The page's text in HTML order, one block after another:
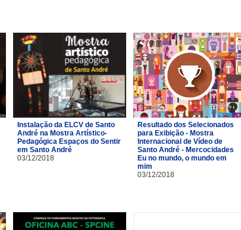
Instalação da ELCV de Santo
André na Mostra Artístico-
Pedagógica Espaços do Sentir
em Santo André
03/12/2018
Resultado dos Selecionados
para Exibição - Mostra
Internacional de Vídeo de
Santo André - Mercocidades
Eu no mundo, o mundo em
mim
03/12/2018